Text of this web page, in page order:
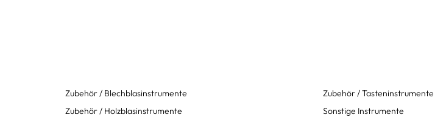
Zubehör / Blechblasinstrumente
Zubehör / Holzblasinstrumente
Zubehör / Tasteninstrumente
Sonstige Instrumente